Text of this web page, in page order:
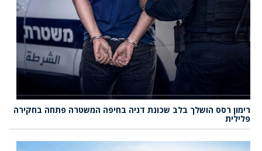
רימון רסס הושלך בלב שכונת דניה בחיפה המשטרה פתחה בחקירה
פלילית